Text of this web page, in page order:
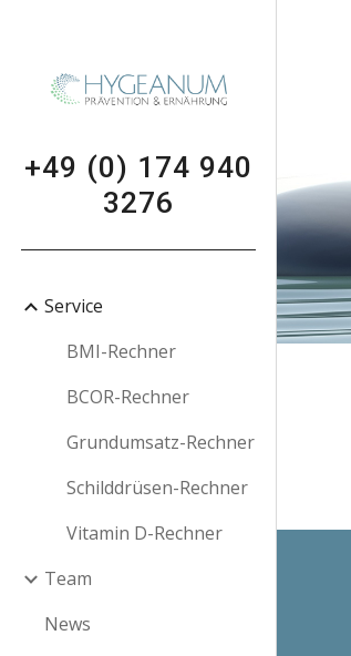
+49 (0) 174 940
3276
Service
BMI-Rechner
BCOR-Rechner
Grundumsatz-Rechner
Schilddrüsen-Rechner
Vitamin D-Rechner
Team
News